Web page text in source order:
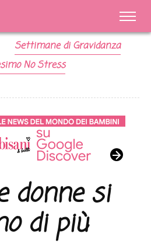
Settimane di Gravidanza
No Stress
donne si
di più